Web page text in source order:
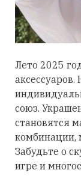
Лето 2025
союз.
становятся
комбинации,
Забудьте о
игре и